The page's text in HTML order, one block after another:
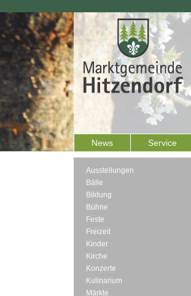
News Service
Ausstellungen
Bälle
Bildung
Bühne
Feste
Freizeit
Kinder
Kirche
Konzerte
Kulinarium
Märkte